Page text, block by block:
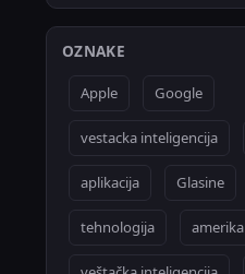
OZNAKE
Apple Google
vestacka inteligencija
aplikacija Glasine
tehnologija amerika